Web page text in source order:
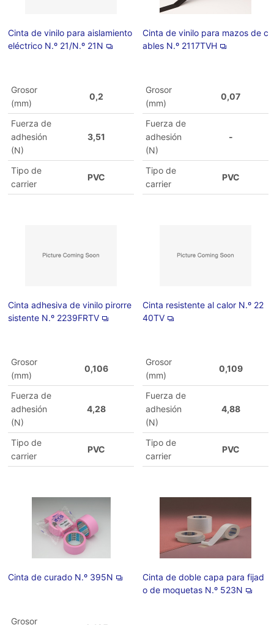
Cinta de vinilo para aislamiento
eléctrico N.º 21/N.º 21N
Grosor
(mm)
0,2
Fuerza de
adhesión
(N)
3,51
Tipo de
carrier
PVC
Cinta de vinilo para mazos de c
ables N.º 2117TVH
Grosor
(mm)
0,07
Fuerza de
adhesión
(N)
-
Tipo de
carrier
PVC
Cinta adhesiva de vinilo pirorre
sistente N.º 2239FRTV
Grosor
(mm)
0,106
Fuerza de
adhesión
(N)
4,28
Tipo de
carrier
PVC
Cinta resistente al calor N.º 22
40TV
Grosor
(mm)
0,109
Fuerza de
adhesión
(N)
4,88
Tipo de
carrier
PVC
Cinta de curado N.º 395N
Grosor
Cinta de doble capa para fijad
o de moquetas N.º 523N